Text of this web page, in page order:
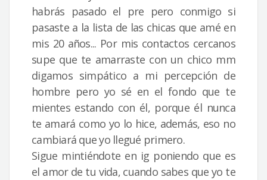
habrás pasado el pre pero conmigo si
pasaste a la lista de las chicas que amé en
mis 20 años... Por mis contactos cercanos
supe que te amarraste con un chico mm
digamos simpático a mi percepción de
hombre pero yo sé en el fondo que te
mientes estando con él, porque él nunca
te amará como yo lo hice, además, eso no
cambiará que yo llegué primero.
Sigue mintiéndote en ig poniendo que es
el amor de tu vida, cuando sabes que yo te